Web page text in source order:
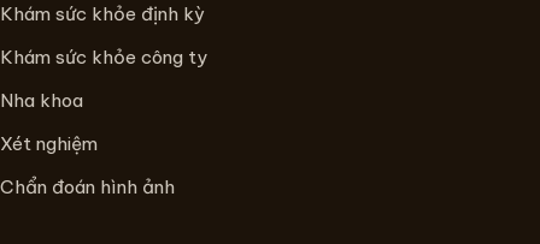
Khám sức khỏe định kỳ
Khám sức khỏe công ty
Nha khoa
Xét nghiệm
Chẩn đoán hình ảnh